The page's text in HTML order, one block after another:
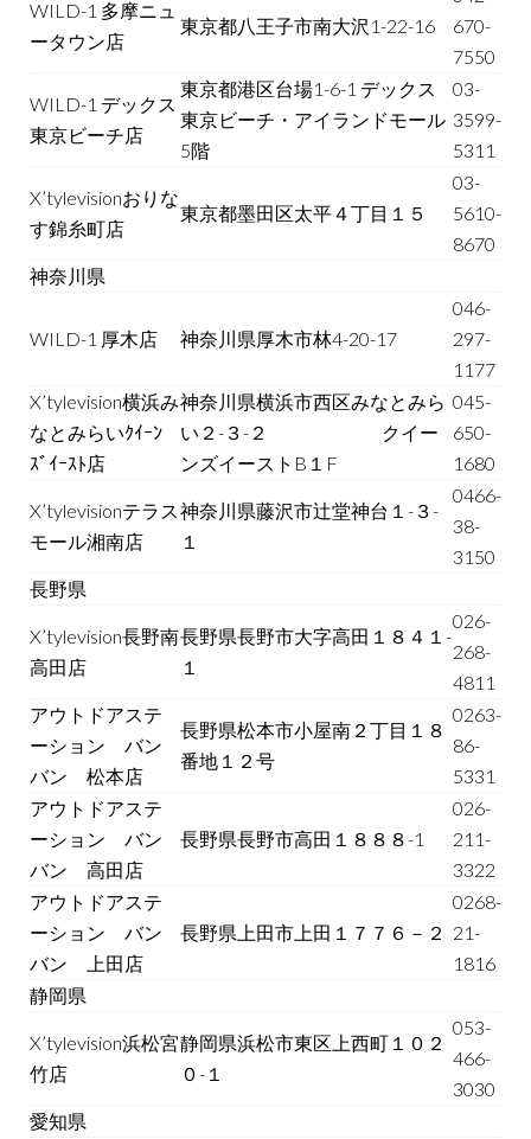
WILD-1 多摩ニュ
ータウン店
東京都八王子市南大沢1-22-16
670-
7550
WILD-1 デックス
東京ビーチ店
東京都港区台場1-6-1 デックス
東京ビーチ・アイランドモール
5階
03-
3599-
5311
X’tylevisionおりな
す錦糸町店
東京都墨田区太平４丁目１５
03-
5610-
8670
神奈川県
WILD-1 厚木店 神奈川県厚木市林4-20-17
046-
297-
1177
X’tylevision横浜み
なとみらいｸｲｰﾝ
ｽﾞｲｰｽﾄ店
神奈川県横浜市西区みなとみら
い２-３-２ クイー
ンズイーストB１F
045-
650-
1680
X’tylevisionテラス
モール湘南店
神奈川県藤沢市辻堂神台１-３-
１
0466-
38-
3150
長野県
X’tylevision長野南
高田店
長野県長野市大字高田１８４１-
１
026-
268-
4811
アウトドアステ
ーション バン
バン 松本店
長野県松本市小屋南２丁目１８
番地１２号
0263-
86-
5331
アウトドアステ
ーション バン
バン 高田店
長野県長野市高田１８８８-1
026-
211-
3322
アウトドアステ
ーション バン
バン 上田店
長野県上田市上田１７７６－２
0268-
21-
1816
静岡県
X’tylevision浜松宮
竹店
静岡県浜松市東区上西町１０２
０-１
053-
466-
3030
愛知県